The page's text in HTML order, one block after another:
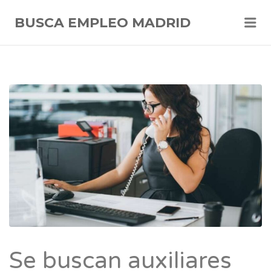
BUSCA EMPLEO MADRID
Se buscan auxiliares